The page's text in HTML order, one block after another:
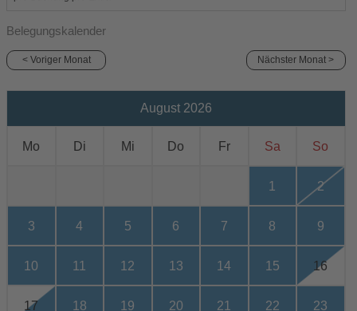
Belegungskalender
< Voriger Monat Nächster Monat >
August 2026
Mo Di Mi Do Fr Sa So
1 2
3 4 5 6 7 8 9
10 11 12 13 14 15 16
17 18 19 20 21 22 23